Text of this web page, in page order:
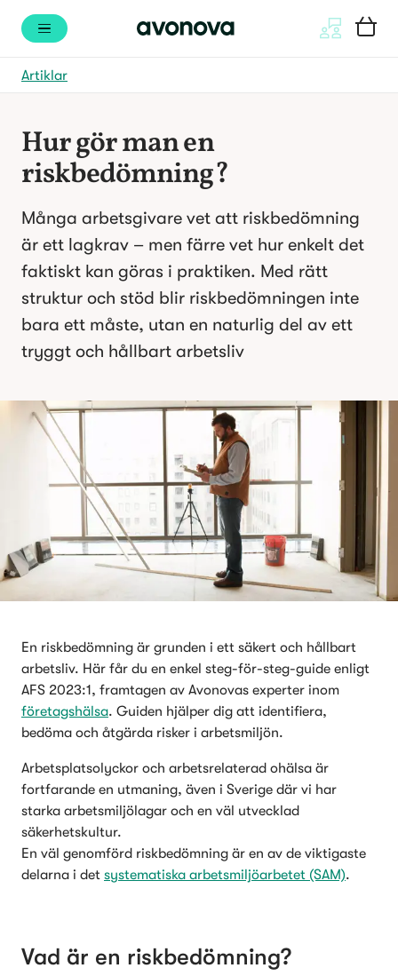
Artiklar
Hur gör man en
riskbedömning?
Många arbetsgivare vet att riskbedömning
är ett lagkrav – men färre vet hur enkelt det
faktiskt kan göras i praktiken. Med rätt
struktur och stöd blir riskbedömningen inte
bara ett måste, utan en naturlig del av ett
tryggt och hållbart arbetsliv
En riskbedömning är grunden i ett säkert och hållbart
arbetsliv. Här får du en enkel steg-för-steg-guide enligt
företagshälsa. Guiden hjälper dig att identifiera,
bedöma och åtgärda risker i arbetsmiljön.
Arbetsplatsolyckor och arbetsrelaterad ohälsa är
fortfarande en utmaning, även i Sverige där vi har
starka arbetsmiljölagar och en väl utvecklad
säkerhetskultur.
En väl genomförd riskbedömning är en av de viktigaste
delarna i det systematiska arbetsmiljöarbetet (SAM).
Vad är en riskbedömning?